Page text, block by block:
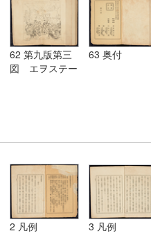
62 第九版第三
図 エヲステー
63 奥付
2 凡例 3 凡例